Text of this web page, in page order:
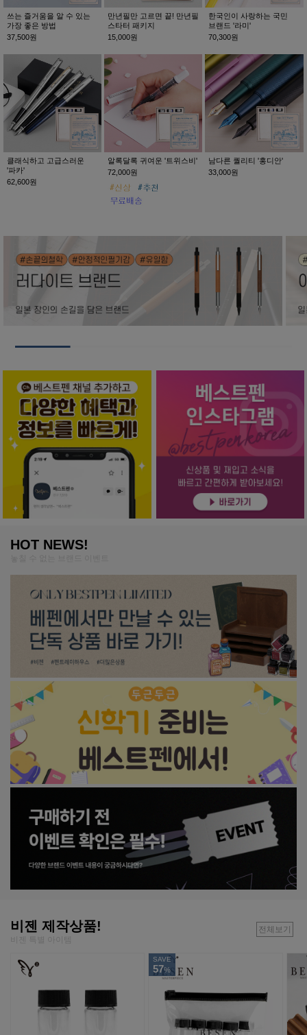
쓰는 즐거움을 알 수 있는
가장 좋은 방법
37,500원
만년필만 고르면 끝! 만년필
스타터 패키지
15,000원
한국인이 사랑하는 국민
브랜드 '라미'
70,300원
클래식하고 고급스러운
'파카'
62,600원
알록달록 귀여운 '트위스비'
72,000원
남다른 퀄리티 '홍디안'
33,000원
HOT NEWS!
비젠 제작상품!
비젠 특별 아이템
전체보기
SAVE
57%